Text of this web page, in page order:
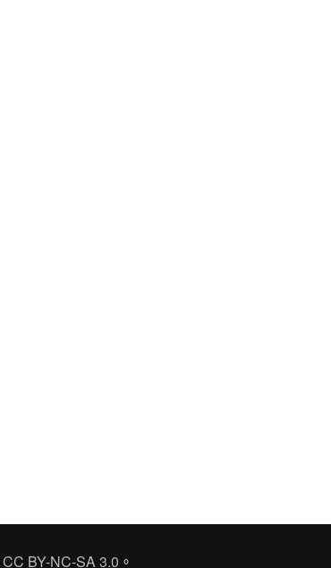
CC BY-NC-SA 3.0 。